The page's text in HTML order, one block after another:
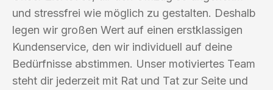
und stressfrei wie möglich zu gestalten. Deshalb
legen wir großen Wert auf einen erstklassigen
Kundenservice, den wir individuell auf deine
Bedürfnisse abstimmen. Unser motiviertes Team
steht dir jederzeit mit Rat und Tat zur Seite und